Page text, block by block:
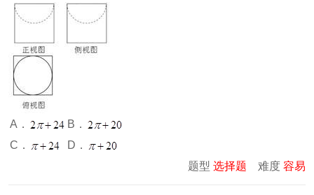
A．
B．
C．
D．
题型 选择题 难度 容易